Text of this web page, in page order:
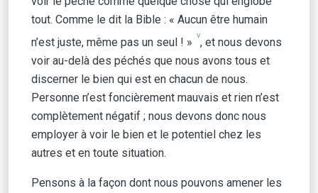
tout. Comme le dit la Bible : « Aucun être humain
n’est juste, même pas un seul ! »
v
, et nous devons
voir au-delà des péchés que nous avons tous et
discerner le bien qui est en chacun de nous.
Personne n’est foncièrement mauvais et rien n’est
complètement négatif ; nous devons donc nous
employer à voir le bien et le potentiel chez les
autres et en toute situation.
Pensons à la façon dont nous pouvons amener les